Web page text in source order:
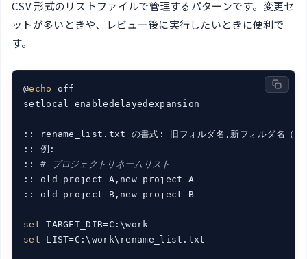
CSV 形式のリストファイルで管理するパターンです。変更セ
ットが多いときや、レビュー後に実行したいときに便利で
す。
@echo
off
setlocal enabledelayedexpansion
:: rename_list.txt の書式: 旧フォルダ名,新フォルダ名（コ
:: 例:
:: # プロジェクトリネームリスト
:: old_project_A,new_project_A
:: old_project_B,new_project_B
set
set LIST=C:\work\rename_list.txt